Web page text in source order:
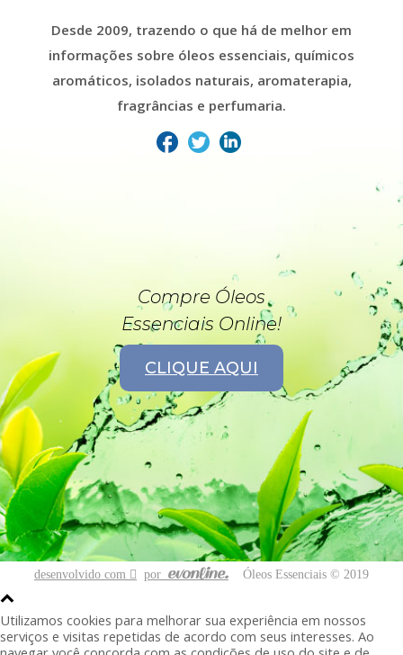
Desde 2009, trazendo o que há de melhor em
informações sobre óleos essenciais, químicos
aromáticos, isolados naturais, aromaterapia,
fragrâncias e perfumaria.
Compre Óleos
Essenciais Online!
CLIQUE AQUI
desenvolvido com por Óleos Essenciais © 2019
Utilizamos cookies para melhorar sua experiência em nossos
serviços e visitas repetidas de acordo com seus interesses. Ao